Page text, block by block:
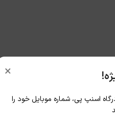
×
تومانی درگاه اسنپ پی، شماره موبایل خود را